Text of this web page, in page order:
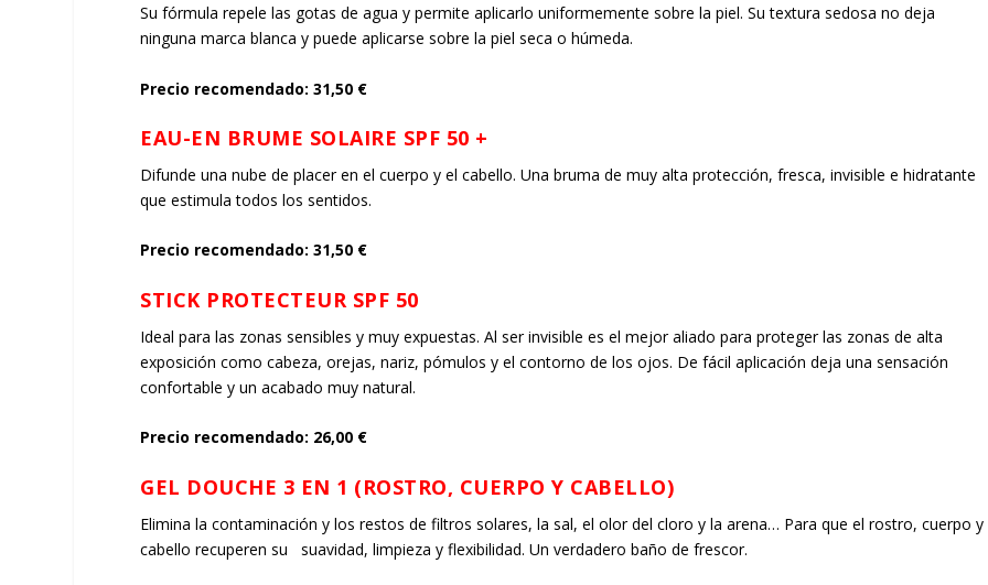
Su fórmula repele las gotas de agua y permite aplicarlo uniformemente sobre la piel. Su textura sedosa no deja
ninguna marca blanca y puede aplicarse sobre la piel seca o húmeda.
Precio recomendado: 31,50 €
EAU-EN BRUME SOLAIRE SPF 50 +
Difunde una nube de placer en el cuerpo y el cabello. Una bruma de muy alta protección, fresca, invisible e hidratante
que estimula todos los sentidos.
Precio recomendado: 31,50 €
STICK PROTECTEUR SPF 50
Ideal para las zonas sensibles y muy expuestas. Al ser invisible es el mejor aliado para proteger las zonas de alta
exposición como cabeza, orejas, nariz, pómulos y el contorno de los ojos. De fácil aplicación deja una sensación
confortable y un acabado muy natural.
Precio recomendado: 26,00 €
GEL DOUCHE 3 EN 1 (ROSTRO, CUERPO Y CABELLO)
Elimina la contaminación y los restos de filtros solares, la sal, el olor del cloro y la arena… Para que el rostro, cuerpo y
cabello recuperen su suavidad, limpieza y flexibilidad. Un verdadero baño de frescor.